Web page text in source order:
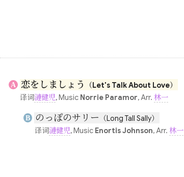
A 恋をしましょう （Let's Talk About Love）
译词漣健児, Music Norrie Paramor, Arr. 林一
B のっぽのサリー （Long Tall Sally）
译词漣健児, Music Enortis Johnson, Arr. 林一